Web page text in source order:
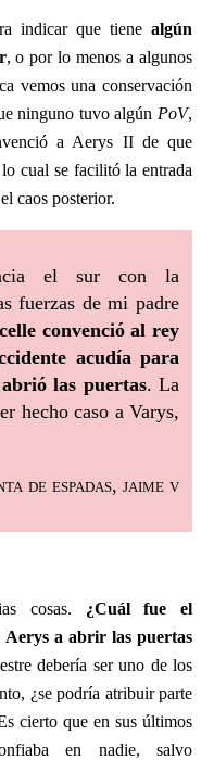
indicar que tiene algún
, o por lo menos a algunos
vemos una conservación
ninguno tuvo algún PoV,
a Aerys II de que
cual se facilitó la entrada
caos posterior.
el sur con la
fuerzas de mi padre
convenció al rey
acudía para
las puertas. La
hecho caso a Varys,
de espadas, jaime v
cosas. ¿Cuál fue el
a abrir las puertas
debería ser uno de los
¿se podría atribuir parte
cierto que en sus últimos
en nadie, salvo